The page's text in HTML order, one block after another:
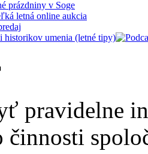
historikov umenia (letné tipy)
pravidelne
činnosti